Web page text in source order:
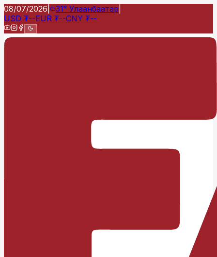
08/07/2026 31° Улаанбаатар
USD ₮--EUR ₮--CNY ₮--